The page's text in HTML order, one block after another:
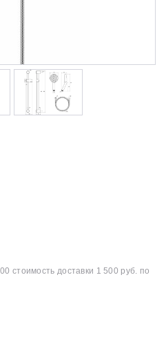
стоимость доставки 1 500 руб. по